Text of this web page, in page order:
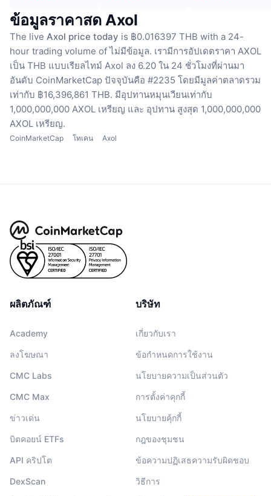
ข้อมูลราคาสด Axol
The live Axol price today is ฿0.016397 THB with a 24-
hour trading volume of ไม่มีข้อมูล. เรามีการอัปเดตราคา AXOL
เป็น THB แบบเรียลไทม์ Axol ลง 6.20 ใน 24 ชั่วโมงที่ผ่านมา
อันดับ CoinMarketCap ปัจจุบันคือ #2235 โดยมีมูลค่าตลาดรวม
เท่ากับ ฿16,396,861 THB. มีอุปทานหมุนเวียนเท่ากับ
1,000,000,000 AXOL เหรียญ และ อุปทาน สูงสุด 1,000,000,000
AXOL เหรียญ.
CoinMarketCap โทเคน Axol
ผลิตภัณฑ์
Academy
ลงโฆษณา
CMC Labs
CMC Max
ข่าวเด่น
บิตคอยน์ ETFs
API คริปโต
DexScan
บริษัท
เกี่ยวกับเรา
ข้อกำหนดการใช้งาน
นโยบายความเป็นส่วนตัว
การตั้งค่าคุกกี้
นโยบายคุ้กกี้
กฎของชุมชน
ข้อความปฏิเสธความรับผิดชอบ
วิธีการ